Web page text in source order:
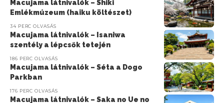
Macujama látnivalók – Shiki
Emlékmúzeum (haiku költészet)
34 PERC OLVASÁS
Macujama látnivalók – Isaniwa
szentély a lépcsők tetején
186 PERC OLVASÁS
Macujama látnivalók – Séta a Dogo
Parkban
176 PERC OLVASÁS
Macujama látnivalók – Saka no Ue no